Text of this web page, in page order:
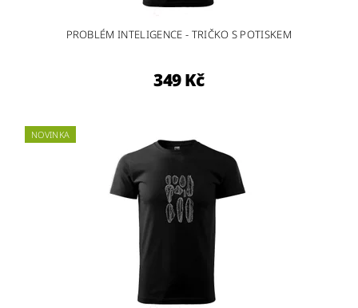
PROBLÉM INTELIGENCE - TRIČKO S POTISKEM
349 Kč
NOVINKA